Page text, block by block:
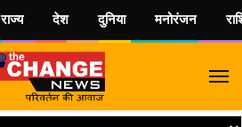
राज्य देश दुनिया मनोरंजन